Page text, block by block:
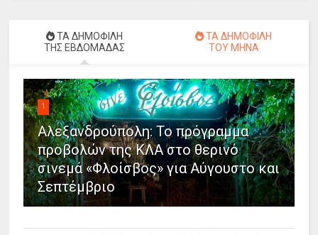
ΤΑ ΔΗΜΟΦΙΛΗ
ΤΗΣ ΕΒΔΟΜΑΔΑΣ
ΤΑ ΔΗΜΟΦΙΛΗ
ΤΟΥ ΜΗΝΑ
1
Αλεξανδρούπολη: Το πρόγραμμα
προβολών της ΚΛΑ στο θερινό
σινεμά «Φλοίσβος» για Αύγουστο και
Σεπτέμβριο